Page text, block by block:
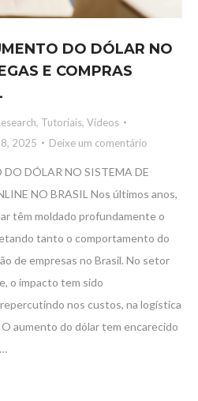
DO DÓLAR NO
E COMPRAS
, Tutoriais, Vídeos
2025 Deixe um comentário
DÓLAR NO SISTEMA DE
NO BRASIL Nos últimos anos,
têm moldado profundamente o
tanto o comportamento do
de empresas no Brasil. No setor
o impacto tem sido
nos custos, na logística
aumento do dólar tem encarecido